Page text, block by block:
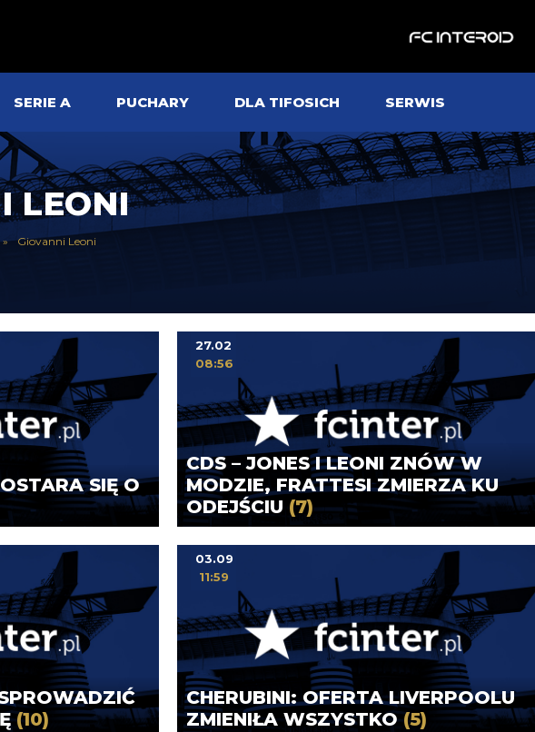
SERIE A PUCHARY DLA TIFOSICH SERWIS
LEONI
Giovanni Leoni
SIĘ O
CDS – JONES I LEONI ZNÓW W
MODZIE, FRATTESI ZMIERZA KU
ODEJŚCIU (7)
27.02
08:56
(10)
CHERUBINI: OFERTA LIVERPOOLU
ZMIENIŁA WSZYSTKO(5)
03.09
11:59